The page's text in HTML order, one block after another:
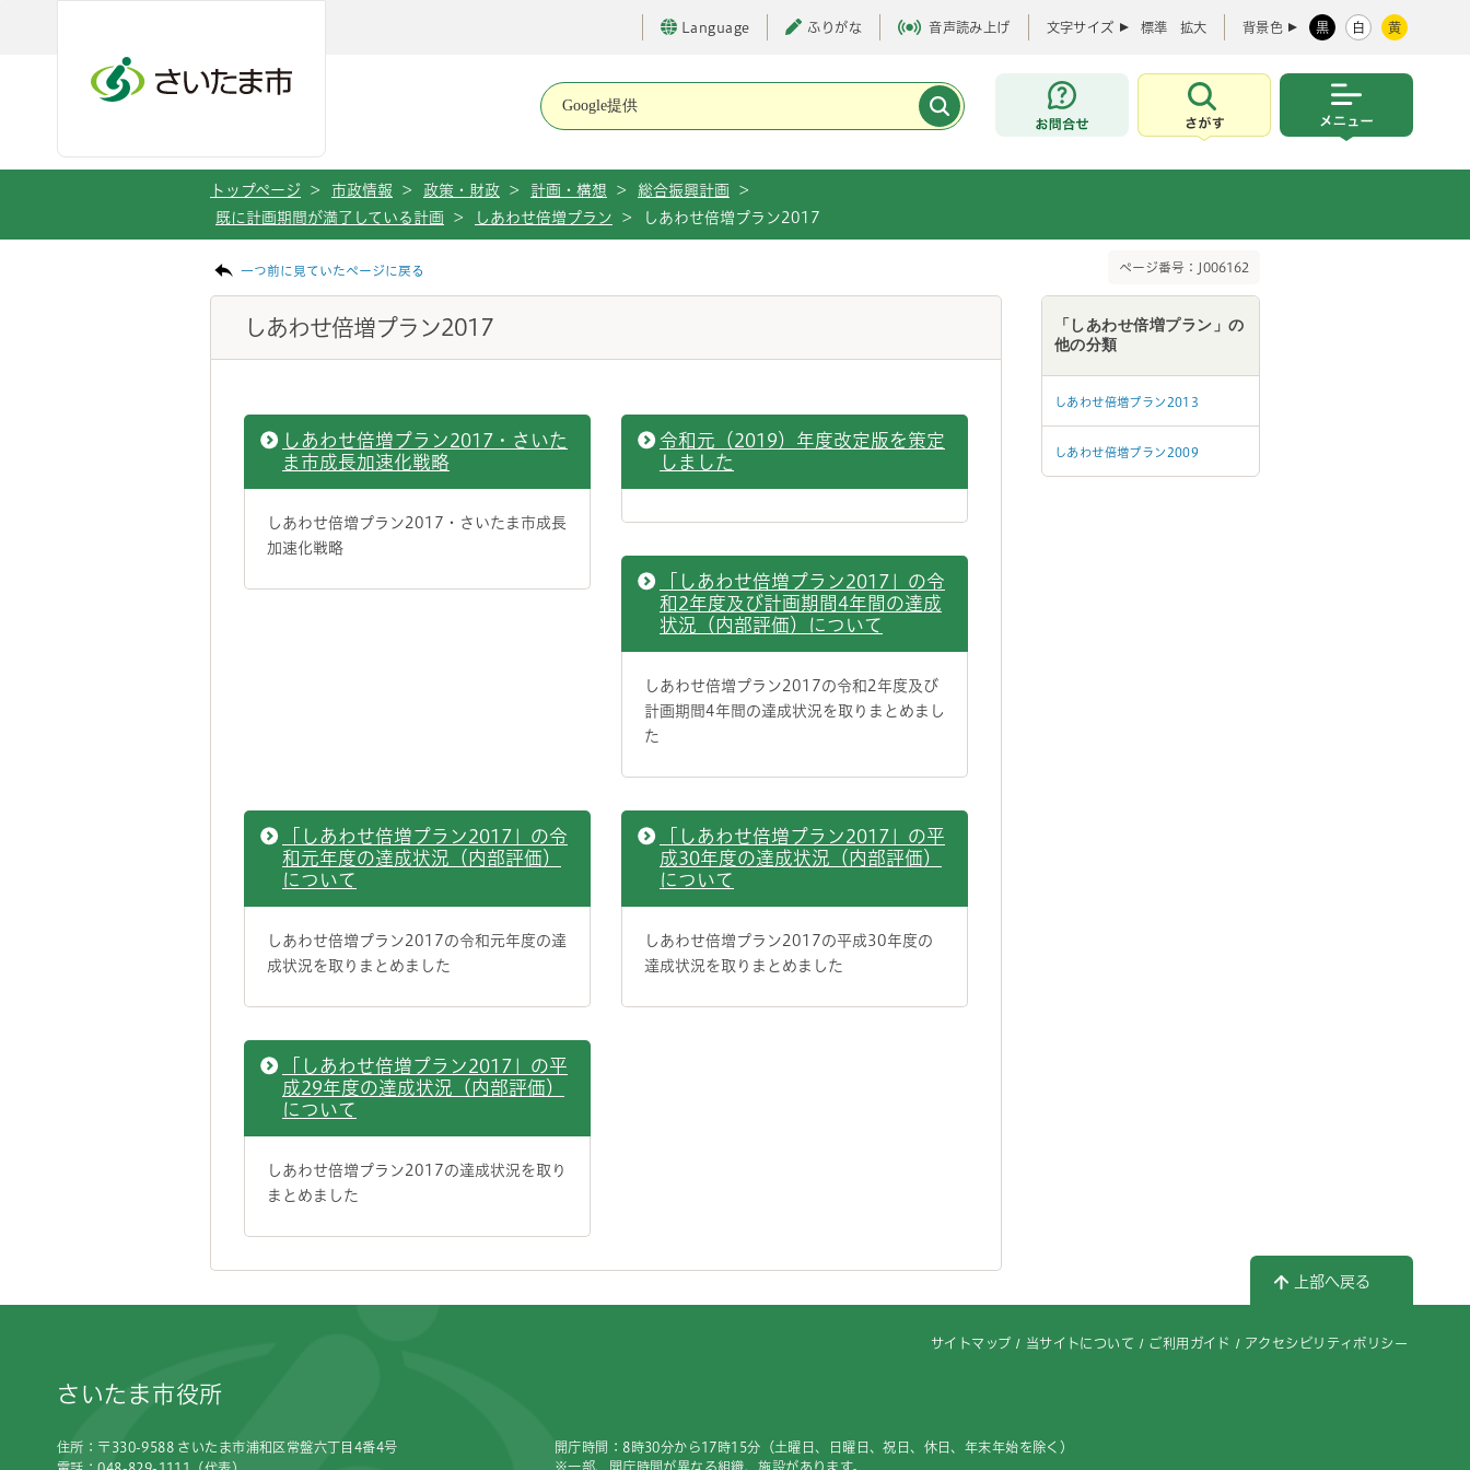
Language ふりがな 音声読み上げ 文字サイズ 標準 拡大 背景色 黒 白 黄
お問合せ
さがす
トップページ > 市政情報 > 政策・財政 > 計画・構想 > 総合振興計画
>
既に計画期間が満了している計画
> しあわせ倍増プラン > しあわせ倍増プラン2017
一つ前に見ていたページに戻る ページ番号：J006162
しあわせ倍増プラン2017
しあわせ倍増プラン2017・さいた
ま市成長加速化戦略
しあわせ倍増プラン2017・さいたま市成長
加速化戦略
令和元（2019）年度改定版を策定
しました
「しあわせ倍増プラン2017」の令
和2年度及び計画期間4年間の達成
状況（内部評価）について
しあわせ倍増プラン2017の令和2年度及び
計画期間4年間の達成状況を取りまとめまし
た
「しあわせ倍増プラン2017」の令
和元年度の達成状況（内部評価）
について
しあわせ倍増プラン2017の令和元年度の達
成状況を取りまとめました
「しあわせ倍増プラン2017」の平
成30年度の達成状況（内部評価）
について
しあわせ倍増プラン2017の平成30年度の
達成状況を取りまとめました
「しあわせ倍増プラン2017」の平
成29年度の達成状況（内部評価）
について
しあわせ倍増プラン2017の達成状況を取り
まとめました
「しあわせ倍増プラン」の
他の分類
しあわせ倍増プラン2013
しあわせ倍増プラン2009
上部へ戻る
サイトマップ 当サイトについて ご利用ガイド アクセシビリティポリシー
さいたま市役所
住所：〒330-9588 さいたま市浦和区常盤六丁目4番4号
開庁時間：8時30分から17時15分（土曜日、日曜日、祝日、休日、年末年始を除く）
※一部、開庁時間が異なる組織、施設があります。